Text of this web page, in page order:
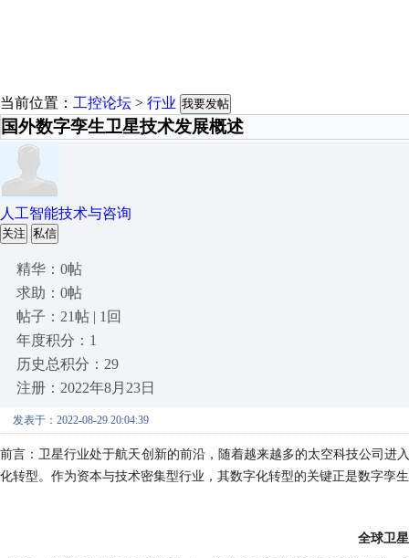
当前位置： 工控论坛 > 行业 我要发帖
国外数字孪生卫星技术发展概述
人工智能技术与咨询
关注 私信
精华：0帖
求助：0帖
帖子：21帖 | 1回
年度积分：1
历史总积分：29
注册：2022年8月23日
发表于：2022-08-29 20:04:39
前言：卫星行业处于航天创新的前沿，随着越来越多的太空科技公司进
化转型。作为资本与技术密集型行业，其数字化转型的关键正是数字孪
全球卫